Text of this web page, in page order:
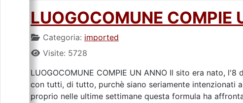
LUOGOCOMUNE COMPIE
Categoria: imported
Visite: 5728
LUOGOCOMUNE COMPIE UN ANNO Il sito era nato,
con tutti, di tutto, purchè siano seriamente intenzionati
proprio nelle ultime settimane questa formula ha